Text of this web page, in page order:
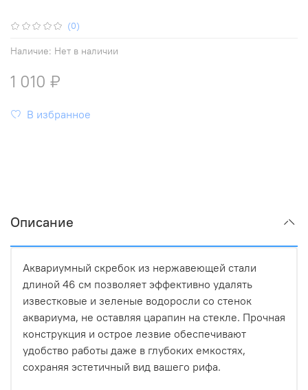
(0)
Наличие: Нет в наличии
1 010 ₽
В избранное
Описание
Аквариумный скребок из нержавеющей стали
длиной 46 см позволяет эффективно удалять
известковые и зеленые водоросли со стенок
аквариума, не оставляя царапин на стекле. Прочная
конструкция и острое лезвие обеспечивают
удобство работы даже в глубоких емкостях,
сохраняя эстетичный вид вашего рифа.